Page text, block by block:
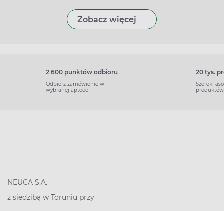
Zobacz więcej
2 600 punktów odbioru
Odbierz zamówienie w
wybranej aptece
20 tys.
Szeroki
produktów
NEUCA S.A.
z siedzibą w Toruniu przy